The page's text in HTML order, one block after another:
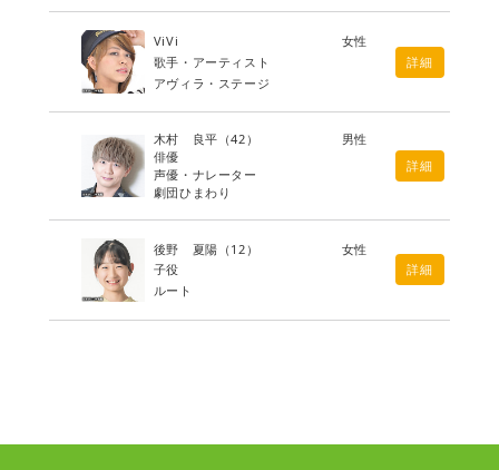
ViVi
女性
歌手・アーティスト
アヴィラ・ステージ
詳細
木村 良平 （42）
男性
俳優
声優・ナレーター
劇団ひまわり
詳細
後野 夏陽 （12）
女性
子役
ルート
詳細